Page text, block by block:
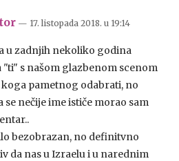
— 17. listopada 2018. u 19:14
u zadnjih nekoliko godina
"ti" s našom glazbenom scenom
pametnog odabrati, no
se nečije ime ističe morao sam
bezobrazan, no definitvno
da nas u Izraelu i u narednim